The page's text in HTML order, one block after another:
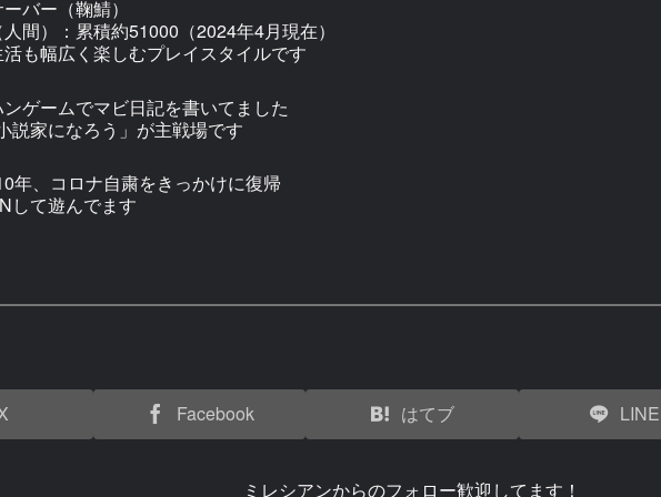
バー（鞠鯖）
間）：累積約51000（2024年4月現在）
も幅広く楽しむプレイスタイルです
ゲームでマビ日記を書いてました
説家になろう」が主戦場です
年、コロナ自粛をきっかけに復帰
して遊んでます
Facebook はてブ LINE
ミレシアンからのフォロー歓迎してます！